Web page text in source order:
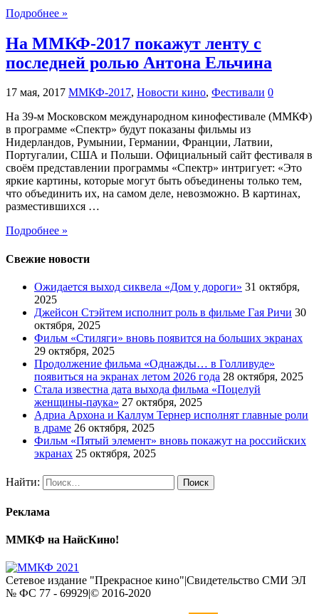
Подробнее »
На ММКФ-2017 покажут ленту с
последней ролью Антона Ельчина
17 мая, 2017 ММКФ-2017, Новости кино, Фестивали 0
На 39-м Московском международном кинофестивале (ММКФ)
в программе «Спектр» будут показаны фильмы из
Нидерландов, Румынии, Германии, Франции, Латвии,
Португалии, США и Польши. Официальный сайт фестиваля в
своём представлении программы «Спектр» интригует: «Это
яркие картины, которые могут быть объединены только тем,
что объединить их, на самом деле, невозможно. В картинах,
разместившихся …
Подробнее »
Свежие новости
Ожидается выход сиквела «Дом у дороги» 31 октября,
2025
Джейсон Стэйтем исполнит роль в фильме Гая Ричи 30
октября, 2025
Фильм «Стиляги» вновь появится на больших экранах
29 октября, 2025
Продолжение фильма «Однажды… в Голливуде»
появиться на экранах летом 2026 года 28 октября, 2025
Стала известна дата выхода фильма «Поцелуй
женщины-паука» 27 октября, 2025
Адриа Архона и Каллум Тернер исполнят главные роли
в драме 26 октября, 2025
Фильм «Пятый элемент» вновь покажут на российских
экранах 25 октября, 2025
Найти:
Реклама
ММКФ на НайсКино!
Сетевое издание "Прекрасное кино"|Свидетельство СМИ ЭЛ
№ ФС 77 - 69929|© 2016-2020